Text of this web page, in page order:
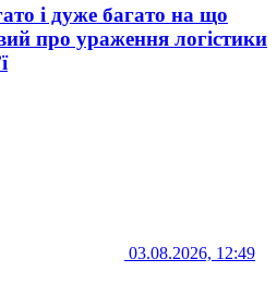
і дуже багато на що
про ураження логістики
03.08.2026, 12:49